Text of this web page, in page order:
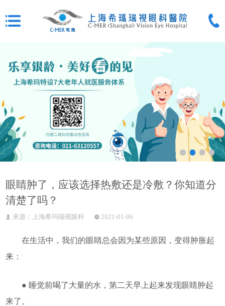
眼睛肿了，应该选择热敷还是冷敷？你知道分
清楚了吗？
来源：上海希玛瑞视眼科 2021-01-06
在生活中，我们的眼睛总会因为某些原因，变得肿胀起
来：
● 睡觉前喝了大量的水，第二天早上起来发现眼睛肿起
来了。